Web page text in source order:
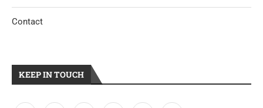
Contact
KEEP IN TOUCH